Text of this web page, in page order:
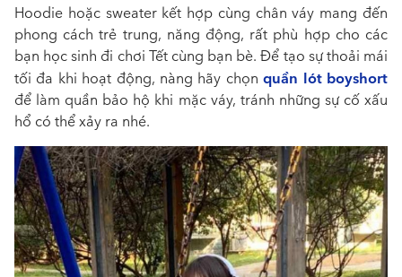
Hoodie hoặc sweater kết hợp cùng chân váy mang đến
phong cách trẻ trung, năng động, rất phù hợp cho các
bạn học sinh đi chơi Tết cùng bạn bè. Để tạo sự thoải mái
tối đa khi hoạt động, nàng hãy chọnquần lót boyshort
để làm quần bảo hộ khi mặc váy, tránh những sự cố xấu
hổ có thể xảy ra nhé.